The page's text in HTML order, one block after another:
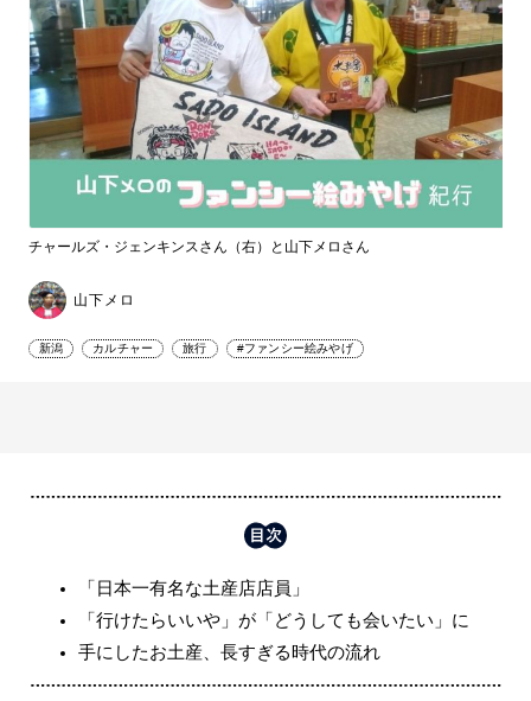
チャールズ・ジェンキンスさん（右）と山下メロさん
山下メロ
新潟 カルチャー 旅行 #ファンシー絵みやげ
「日本一有名な土産店店員」
「行けたらいいや」が「どうしても会いたい」に
手にしたお土産、長すぎる時代の流れ